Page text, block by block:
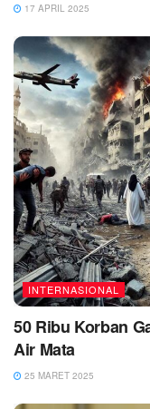
17 APRIL 2025
INTERNASIONAL
50 Ribu Korban
Air Mata
25 MARET 2025